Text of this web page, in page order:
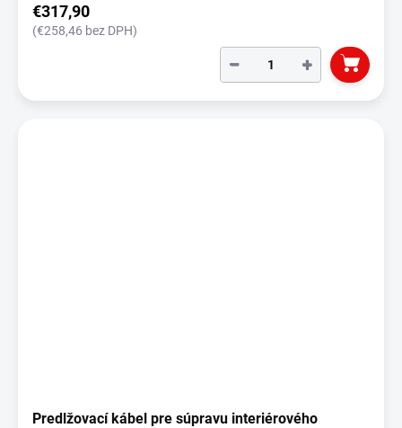
€317,90
(€258,46 bez DPH)
+
−
Predlžovací kábel pre súpravu interiérového